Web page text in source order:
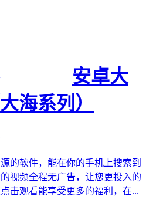
安卓大
海系列）
的软件，能在你的手机上搜索到
视频全程无广告，让您更投入的
击观看能享受更多的福利，在...